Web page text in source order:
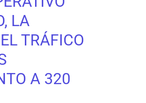
LA
TRÁFICO
A 320